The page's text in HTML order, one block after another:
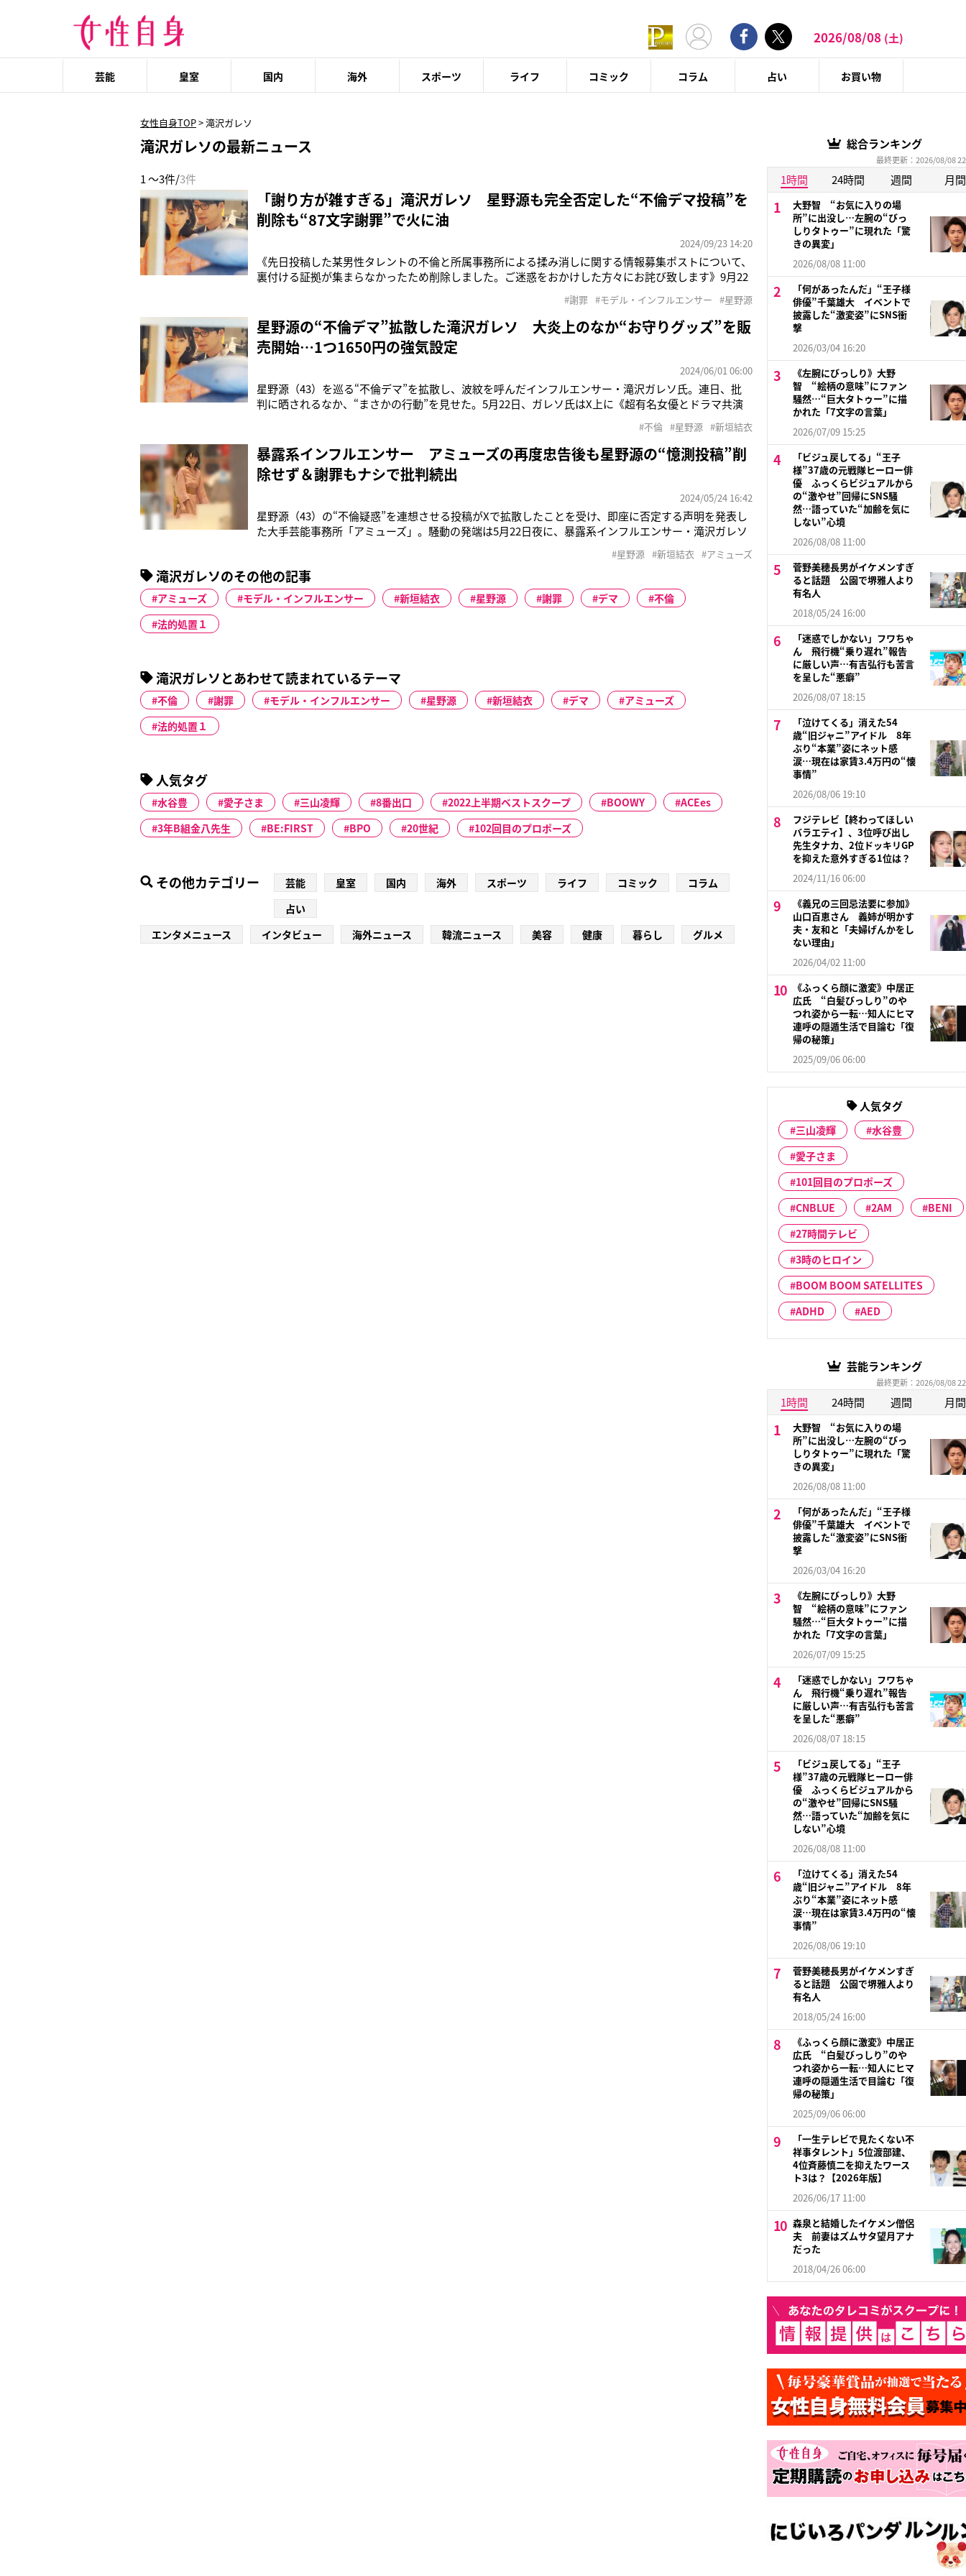
2026/08/08 (土)
芸能 皇室 国内 海外 スポーツ ライフ コミック コラム 占い お買い物
女性自身TOP>滝沢ガレソ
滝沢ガレソの最新ニュース
1 ～3件/3件
「謝り方が雑すぎる」滝沢ガレソ 星野源も完全否定した“不倫デマ投稿”を
削除も“87文字謝罪”で火に油
2024/09/23 14:20
《先日投稿した某男性タレントの不倫と所属事務所による揉み消しに関する情報募集ポストについて、
裏付ける証拠が集まらなかったため削除しました。ご迷惑をおかけした方々にお詫び致します》9月22
エンサー・滝沢ガレソ氏。同氏といえば今年5月に、星野源（43）を連想させる“不倫デマ”を拡散さ
せ、批判を浴びていた。冒頭
#謝罪 #モデル・インフルエンサー #星野源
星野源の“不倫デマ”拡散した滝沢ガレソ 大炎上のなか“お守りグッズ”を販
売開始…1つ1650円の強気設定
2024/06/01 06:00
星野源（43）を巡る“不倫デマ”を拡散し、波紋を呼んだインフルエンサー・滝沢ガレソ氏。連日、批
判に晒されるなか、“まさかの行動”を見せた。5月22日、ガレソ氏はX上に《超有名女優とドラマ共演
事務所が10億円を支払って》などと投稿。名前は明かしていなかったものの、ネット上ではたちま
ち“星野源のこととでは？”と
#不倫 #星野源 #新垣結衣
暴露系インフルエンサー アミューズの再度忠告後も星野源の“憶測投稿”削
除せず＆謝罪もナシで批判続出
2024/05/24 16:42
星野源（43）の“不倫疑惑”を連想させる投稿がXで拡散したことを受け、即座に否定する声明を発表し
た大手芸能事務所「アミューズ」。騒動の発端は5月22日夜に、暴露系インフルエンサー・滝沢ガレソ
歌手がNHKアナウンサーと不倫し、その情報をキャッチした週刊誌に男性歌手の所属事務所が10億円
を支払って揉み消した”
#星野源 #新垣結衣 #アミューズ
滝沢ガレソのその他の記事
アミューズ モデル・インフルエンサー 新垣結衣 星野源 謝罪 デマ
不倫
法的処置１
滝沢ガレソとあわせて読まれているテーマ
不倫 謝罪 モデル・インフルエンサー 星野源 新垣結衣 デマ
アミューズ
法的処置１
人気タグ
水谷豊 愛子さま 三山凌輝 8番出口 2022上半期ベストスクープ BOOWY
ACEes
3年B組金八先生
BE:FIRST BPO 20世紀 102回目のプロポーズ
その他カテゴリー 芸能 皇室 国内 海外 スポーツ ライフ コミック
コラム
占い
エンタメニュース
インタビュー 海外ニュース 韓流ニュース 美容 健康 暮らし グルメ
総合ランキング
最終更新：2026/08/08
1時間 24時間 週間 月間
大野智 “お気に入りの場
所”に出没し…左腕の“びっ
しりタトゥー”に現れた「驚
きの異変」
2026/08/08 11:00
「何があったんだ」“王子様
俳優”千葉雄大 イベントで
披露した“激変姿”にSNS衝
撃
2026/03/04 16:20
《左腕にびっしり》大野
智 “絵柄の意味”にファン
騒然…“巨大タトゥー”に描
かれた「7文字の言葉」
2026/07/09 15:25
「ビジュ戻してる」“王子
様”37歳の元戦隊ヒーロー俳
優 ふっくらビジュアルから
の“激やせ”回帰にSNS騒
然…語っていた“加齢を気に
しない”心境
2026/08/08 11:00
菅野美穂長男がイケメンすぎ
ると話題 公園で堺雅人より
有名人
2018/05/24 16:00
「迷惑でしかない」フワちゃ
ん 飛行機“乗り遅れ”報告
に厳しい声…有吉弘行も苦言
を呈した“悪癖”
2026/08/07 18:15
「泣けてくる」消えた54
歳“旧ジャニ”アイドル 8年
ぶり“本業”姿にネット感
涙…現在は家賃3.4万円の“懐
事情”
2026/08/06 19:10
フジテレビ【終わってほしい
バラエティ】、3位呼び出し
先生タナカ、2位ドッキリGP
を抑えた意外すぎる1位は？
2024/11/16 06:00
《義兄の三回忌法要に参加》
山口百恵さん 義姉が明かす
夫・友和と「夫婦げんかをし
ない理由」
2026/04/02 11:00
《ふっくら顔に激変》中居正
広氏 “白髪びっしり”のや
つれ姿から一転…知人にヒマ
連呼の隠遁生活で目論む「復
帰の秘策」
2025/09/06 06:00
人気タグ
三山凌輝
水谷豊
愛子さま
101回目のプロポーズ
CNBLUE
2AM
BENI
27時間テレビ
3時のヒロイン
BOOM BOOM SATELLITES
ADHD
AED
芸能ランキング
最終更新：2026/08/08
1時間 24時間 週間 月間
大野智 “お気に入りの場
所”に出没し…左腕の“びっ
しりタトゥー”に現れた「驚
きの異変」
2026/08/08 11:00
「何があったんだ」“王子様
俳優”千葉雄大 イベントで
披露した“激変姿”にSNS衝
撃
2026/03/04 16:20
《左腕にびっしり》大野
智 “絵柄の意味”にファン
騒然…“巨大タトゥー”に描
かれた「7文字の言葉」
2026/07/09 15:25
「迷惑でしかない」フワちゃ
ん 飛行機“乗り遅れ”報告
に厳しい声…有吉弘行も苦言
を呈した“悪癖”
2026/08/07 18:15
「ビジュ戻してる」“王子
様”37歳の元戦隊ヒーロー俳
優 ふっくらビジュアルから
の“激やせ”回帰にSNS騒
然…語っていた“加齢を気に
しない”心境
2026/08/08 11:00
「泣けてくる」消えた54
歳“旧ジャニ”アイドル 8年
ぶり“本業”姿にネット感
涙…現在は家賃3.4万円の“懐
事情”
2026/08/06 19:10
菅野美穂長男がイケメンすぎ
ると話題 公園で堺雅人より
有名人
2018/05/24 16:00
《ふっくら顔に激変》中居正
広氏 “白髪びっしり”のや
つれ姿から一転…知人にヒマ
連呼の隠遁生活で目論む「復
帰の秘策」
2025/09/06 06:00
「一生テレビで見たくない不
祥事タレント」5位渡部建、
4位斉藤慎二を抑えたワース
ト3は？【2026年版】
2026/06/17 11:00
森泉と結婚したイケメン僧侶
夫 前妻はズムサタ望月アナ
だった
2018/04/26 06:00